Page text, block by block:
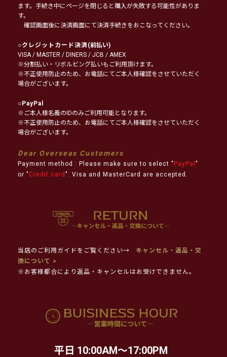
ます。手続き中にページを閉じると購入が失敗する可能性がありま
す。
確認画面後に決済画面にて決済手続きをおこなってください。
○クレジットカード決済(前払い)
VISA / MASTER / DINERS / JCB / AMEX
※分割払い・リボルビング払いもご利用頂けます。
※不正使用防止のため、お電話にてご本人様確認をさせていただく
場合がございます。
○PayPal
※ご本人様名義のIDのみご利用可能となります。
※不正使用防止のため、お電話にてご本人様確認をさせていただく
場合がございます。
Dear Overseas Customers
Payment method : Please make sure to select " PayPal "
or " Credit card ". Visa and MasterCard are accepted.
当店のご利用ガイドをご覧ください→
キャンセル・返品・交
換について >
※お客様都合により返品・キャンセルはお受けできません。
平日 10:00AM～17:00PM